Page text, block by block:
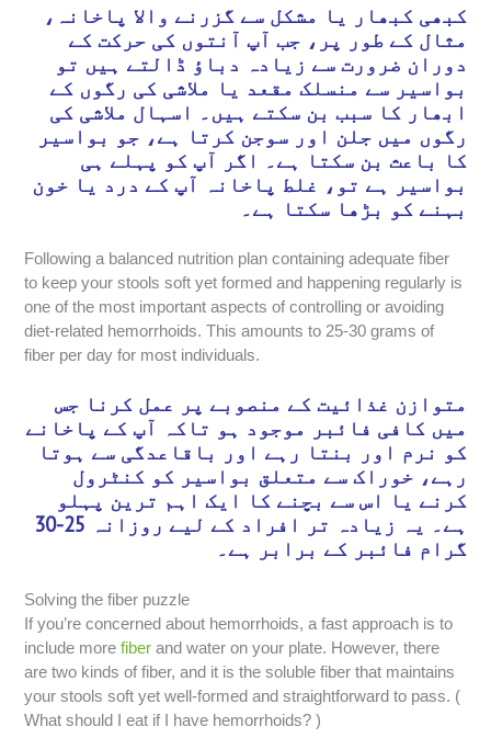
کبھی کبھار یا مشکل سے گزرنے والا پاخانہ،
مثال کے طور پر، جب آپ آنتوں کی حرکت کے
دوران ضرورت سے زیادہ دباؤ ڈالتے ہیں تو
بواسیر سے منسلک مقعد یا ملاشی کی رگوں کے
ابھار کا سبب بن سکتے ہیں۔ اسہال ملاشی کی
رگوں میں جلن اور سوجن کرتا ہے، جو بواسیر
کا باعث بن سکتا ہے۔ اگر آپ کو پہلے ہی
بواسیر ہے تو، غلط پاخانہ آپ کے درد یا خون
بہنے کو بڑھا سکتا ہے۔
Following a balanced nutrition plan containing adequate fiber
to keep your stools soft yet formed and happening regularly is
one of the most important aspects of controlling or avoiding
diet-related hemorrhoids. This amounts to 25-30 grams of
fiber per day for most individuals.
متوازن غذائیت کے منصوبے پر عمل کرنا جس
میں کافی فائبر موجود ہو تاکہ آپ کے پاخانے
کو نرم اور بنتا رہے اور باقاعدگی سے ہوتا
رہے، خوراک سے متعلق بواسیر کو کنٹرول
کرنے یا اس سے بچنے کا ایک اہم ترین پہلو
ہے۔ یہ زیادہ تر افراد کے لیے روزانہ 25-30
گرام فائبر کے برابر ہے۔
Solving the fiber puzzle
If you’re concerned about hemorrhoids, a fast approach is to
include morefiber and water on your plate. However, there
are two kinds of fiber, and it is the soluble fiber that maintains
your stools soft yet well-formed and straightforward to pass. (
What should I eat if I have hemorrhoids? )